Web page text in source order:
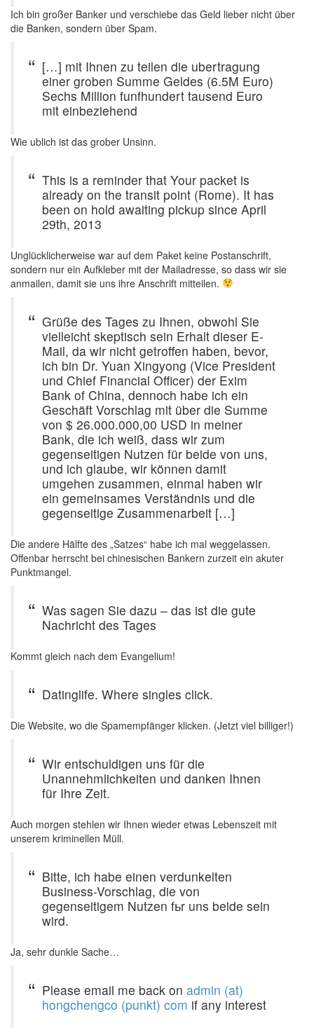
Ich bin großer Banker und verschiebe das Geld lieber nicht über
die Banken, sondern über Spam.
[…] mit Ihnen zu teilen die ubertragung
einer groben Summe Geldes (6.5M Euro)
Sechs Million funfhundert tausend Euro
mit einbeziehend
Wie ublich ist das grober Unsinn.
This is a reminder that Your packet is
already on the transit point (Rome). It has
been on hold awaiting pickup since April
29th, 2013
Unglücklicherweise war auf dem Paket keine Postanschrift,
sondern nur ein Aufkleber mit der Mailadresse, so dass wir sie
anmailen, damit sie uns ihre Anschrift mitteilen.
Grüße des Tages zu Ihnen, obwohl Sie
vielleicht skeptisch sein Erhalt dieser E-
Mail, da wir nicht getroffen haben, bevor,
ich bin Dr. Yuan Xingyong (Vice President
und Chief Financial Officer) der Exim
Bank of China, dennoch habe ich ein
Geschäft Vorschlag mit über die Summe
von $ 26.000.000,00 USD in meiner
Bank, die ich weiß, dass wir zum
gegenseitigen Nutzen für beide von uns,
und ich glaube, wir können damit
umgehen zusammen, einmal haben wir
ein gemeinsames Verständnis und die
gegenseitige Zusammenarbeit […]
Die andere Hälfte des „Satzes“ habe ich mal weggelassen.
Offenbar herrscht bei chinesischen Bankern zurzeit ein akuter
Punktmangel.
Was sagen Sie dazu – das ist die gute
Nachricht des Tages
Kommt gleich nach dem Evangelium!
Datinglife. Where singles click.
Die Website, wo die Spamempfänger klicken. (Jetzt viel billiger!)
Wir entschuldigen uns für die
Unannehmlichkeiten und danken Ihnen
für Ihre Zeit.
Auch morgen stehlen wir Ihnen wieder etwas Lebenszeit mit
unserem kriminellen Müll.
Bitte, ich habe einen verdunkelten
Business-Vorschlag, die von
gegenseitigem Nutzen fьr uns beide sein
wird.
Ja, sehr dunkle Sache…
Please email me back on admin (at)
hongchengco (punkt) com if any interest